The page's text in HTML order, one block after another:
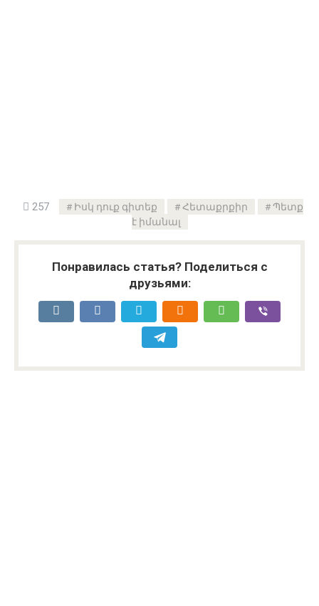
257 Իսկ դուք գիտեք Հետաքրքիր
Պետք
է իմանալ
Понравилась статья? Поделиться с
друзьями: